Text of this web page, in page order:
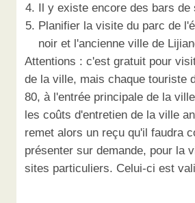
Il y existe encore des bars de
Planifier la visite du parc de
noir et l'ancienne ville de
Attentions : c'est gratuit pour
de la ville, mais chaque touriste
80, à l'entrée principale de la
les coûts d'entretien de la ville
remet alors un reçu qu'il faudra
présenter sur demande, pour la
sites particuliers. Celui-ci est